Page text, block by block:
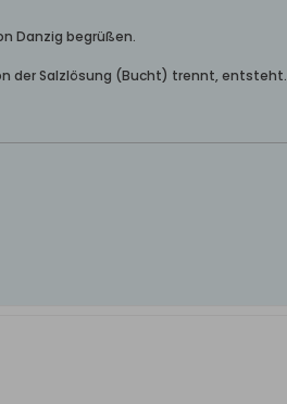
Danzig begrüßen.
der Salzlösung (Bucht) trennt, entsteht.